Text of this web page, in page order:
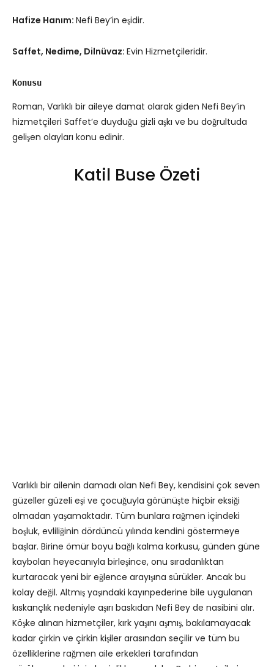
Hafize Hanım: Nefi Bey’in eşidir.
Saffet, Nedime, Dilnüvaz: Evin Hizmetçileridir.
Konusu
Roman, Varlıklı bir aileye damat olarak giden Nefi Bey’in
hizmetçileri Saffet’e duyduğu gizli aşkı ve bu doğrultuda
gelişen olayları konu edinir.
Katil Buse Özeti
Varlıklı bir ailenin damadı olan Nefi Bey, kendisini çok seven
güzeller güzeli eşi ve çocuğuyla görünüşte hiçbir eksiği
olmadan yaşamaktadır. Tüm bunlara rağmen içindeki
boşluk, evliliğinin dördüncü yılında kendini göstermeye
başlar. Birine ömür boyu bağlı kalma korkusu, günden güne
kaybolan heyecanıyla birleşince, onu sıradanlıktan
kurtaracak yeni bir eğlence arayışına sürükler. Ancak bu
kolay değil. Altmış yaşındaki kayınpederine bile uygulanan
kıskançlık nedeniyle aşırı baskıdan Nefi Bey de nasibini alır.
Köşke alınan hizmetçiler, kırk yaşını aşmış, bakılamayacak
kadar çirkin ve çirkin kişiler arasından seçilir ve tüm bu
özelliklerine rağmen aile erkekleri tarafından